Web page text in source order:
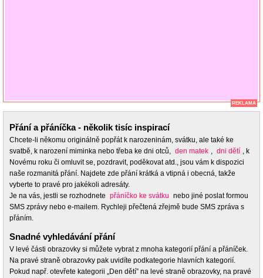
REKLAMA
Přání a přáníčka - několik tisíc inspirací
Chcete-li někomu originálně popřát k narozeninám, svátku, ale také ke
svatbě, k narození miminka nebo třeba ke dni otců, den matek , dni dětí , k
Novému roku či omluvit se, pozdravit, poděkovat atd., jsou vám k dispozici
naše rozmanitá přání. Najdete zde přání krátká a vtipná i obecná, takže
vyberte to pravé pro jakékoli adresáty.
Je na vás, jestli se rozhodnete přáníčko ke svátku nebo jiné poslat formou
SMS zprávy nebo e-mailem. Rychleji přečtená zřejmě bude SMS zpráva s
přáním.
Snadné vyhledávání přání
V levé části obrazovky si můžete vybrat z mnoha kategorií přání a přáníček.
Na pravé straně obrazovky pak uvidíte podkategorie hlavních kategorií.
Pokud např. otevřete kategorii „Den dětí” na levé straně obrazovky, na pravé